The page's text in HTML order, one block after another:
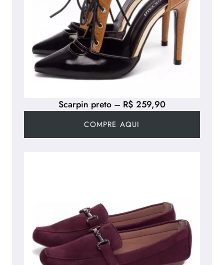
Scarpin preto – R$ 259,90
COMPRE AQUI